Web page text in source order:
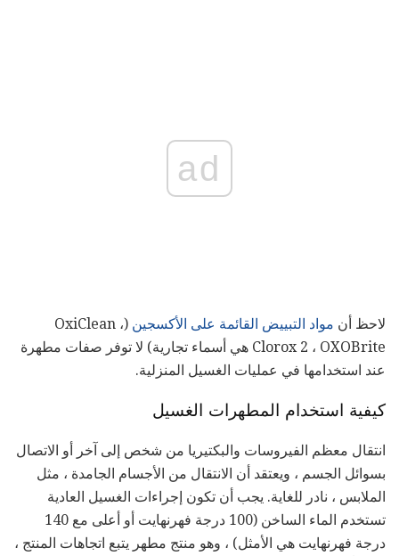
ad
لاحظ أن مواد التبييض القائمة على الأكسجين (OxiClean ،
Clorox 2 ، OXOBrite هي أسماء تجارية) لا توفر صفات مطهرة
عند استخدامها في عمليات الغسيل المنزلية.
كيفية استخدام المطهرات الغسيل
انتقال معظم الفيروسات والبكتيريا من شخص إلى آخر أو الاتصال
بسوائل الجسم ، ويعتقد أن الانتقال من الأجسام الجامدة ، مثل
الملابس ، نادر للغاية. يجب أن تكون إجراءات الغسيل العادية
تستخدم الماء الساخن (100 درجة فهرنهايت أو أعلى مع 140
درجة فهرنهايت هي الأمثل) ، وهو منتج مطهر يتبع اتجاهات المنتج ،